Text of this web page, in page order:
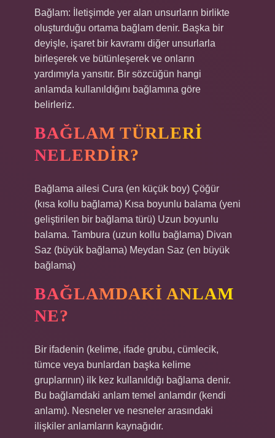
Bağlam: İletişimde yer alan unsurların birlikte
oluşturduğu ortama bağlam denir. Başka bir
deyişle, işaret bir kavramı diğer unsurlarla
birleşerek ve bütünleşerek ve onların
yardımıyla yansıtır. Bir sözcüğün hangi
anlamda kullanıldığını bağlamına göre
belirleriz.
BAĞLAM TÜRLERI
NELERDIR?
Bağlama ailesi Cura (en küçük boy) Çöğür
(kısa kollu bağlama) Kısa boyunlu balama (yeni
geliştirilen bir bağlama türü) Uzun boyunlu
balama. Tambura (uzun kollu bağlama) Divan
Saz (büyük bağlama) Meydan Saz (en büyük
bağlama)
BAĞLAMDAKI ANLAM
NE?
Bir ifadenin (kelime, ifade grubu, cümlecik,
tümce veya bunlardan başka kelime
gruplarının) ilk kez kullanıldığı bağlama denir.
Bu bağlamdaki anlam temel anlamdır (kendi
anlamı). Nesneler ve nesneler arasındaki
ilişkiler anlamların kaynağıdır.